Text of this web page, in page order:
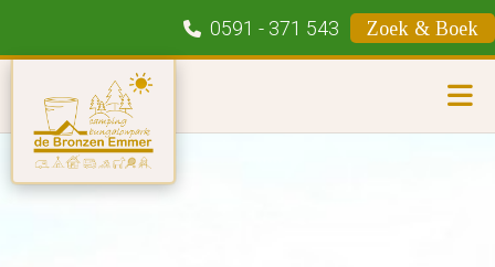
0591 - 371 543 Zoek & Boek